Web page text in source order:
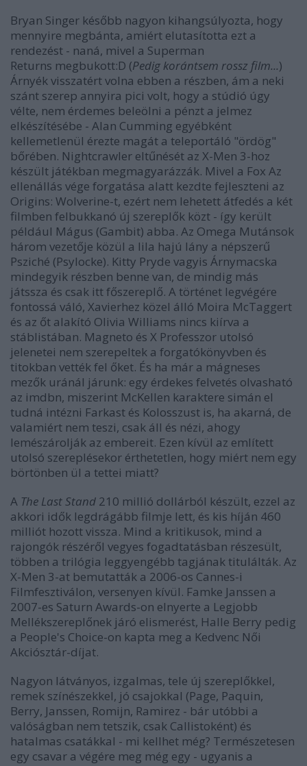
Bryan Singer később nagyon kihangsúlyozta, hogy
mennyire megbánta, amiért elutasította ezt a
rendezést - naná, mivel a Superman
Returns megbukott:D (Pedig korántsem rossz film...)
Árnyék visszatért volna ebben a részben, ám a neki
szánt szerep annyira pici volt, hogy a stúdió úgy
vélte, nem érdemes beleölni a pénzt a jelmez
elkészítésébe - Alan Cumming egyébként
kellemetlenül érezte magát a teleportáló "ördög"
bőrében. Nightcrawler eltűnését az X-Men 3-hoz
készült játékban megmagyarázzák. Mivel a Fox Az
ellenállás vége forgatása alatt kezdte fejleszteni az
Origins: Wolverine-t, ezért nem lehetett átfedés a két
filmben felbukkanó új szereplők közt - így került
például Mágus (Gambit) abba. Az Omega Mutánsok
három vezetője közül a lila hajú lány a népszerű
Psziché (Psylocke). Kitty Pryde vagyis Árnymacska
mindegyik részben benne van, de mindig más
játssza és csak itt főszereplő. A történet legvégére
fontossá váló, Xavierhez közel álló Moira McTaggert
és az őt alakító Olivia Williams nincs kiírva a
stáblistában. Magneto és X Professzor utolsó
jelenetei nem szerepeltek a forgatókönyvben és
titokban vették fel őket. És ha már a mágneses
mezők uránál járunk: egy érdekes felvetés olvasható
az imdbn, miszerint McKellen karaktere simán el
tudná intézni Farkast és Kolosszust is, ha akarná, de
valamiért nem teszi, csak áll és nézi, ahogy
lemészárolják az embereit. Ezen kívül az említett
utolsó szereplésekor érthetetlen, hogy miért nem egy
börtönben ül a tettei miatt?
A The Last Stand 210 millió dollárból készült, ezzel az
akkori idők legdrágább filmje lett, és kis híján 460
milliót hozott vissza. Mind a kritikusok, mind a
rajongók részéről vegyes fogadtatásban részesült,
többen a trilógia leggyengébb tagjának titulálták. Az
X-Men 3-at bemutatták a 2006-os Cannes-i
Filmfesztiválon, versenyen kívül. Famke Janssen a
2007-es Saturn Awards-on elnyerte a Legjobb
Mellékszereplőnek járó elismerést, Halle Berry pedig
a People's Choice-on kapta meg a Kedvenc Női
Akciósztár-díjat.
Nagyon látványos, izgalmas, tele új szereplőkkel,
remek színészekkel, jó csajokkal (Page, Paquin,
Berry, Janssen, Romijn, Ramirez - bár utóbbi a
valóságban nem tetszik, csak Callistoként) és
hatalmas csatákkal - mi kellhet még? Természetesen
egy csavar a végére meg még egy - ugyanis a